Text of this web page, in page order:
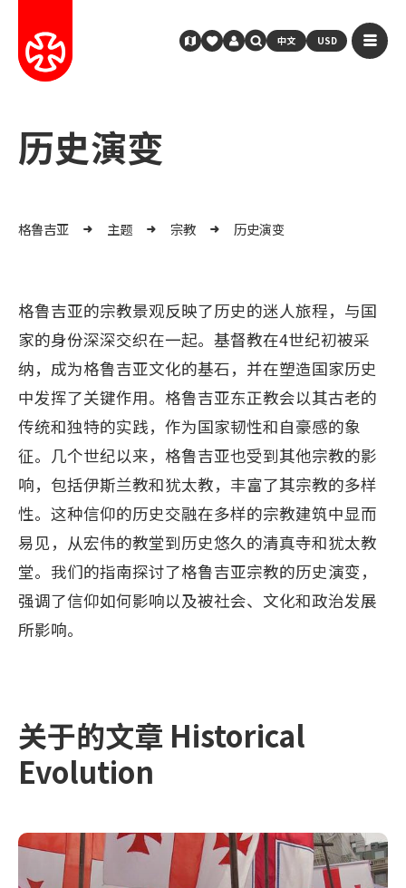
中文 USD
历史演变
格鲁吉亚 主题 宗教 历史演变
格鲁吉亚的宗教景观反映了历史的迷人旅程，与国
家的身份深深交织在一起。基督教在4世纪初被采
纳，成为格鲁吉亚文化的基石，并在塑造国家历史
中发挥了关键作用。格鲁吉亚东正教会以其古老的
传统和独特的实践，作为国家韧性和自豪感的象
征。几个世纪以来，格鲁吉亚也受到其他宗教的影
响，包括伊斯兰教和犹太教，丰富了其宗教的多样
性。这种信仰的历史交融在多样的宗教建筑中显而
易见，从宏伟的教堂到历史悠久的清真寺和犹太教
堂。我们的指南探讨了格鲁吉亚宗教的历史演变，
强调了信仰如何影响以及被社会、文化和政治发展
所影响。
关于的文章 Historical
Evolution